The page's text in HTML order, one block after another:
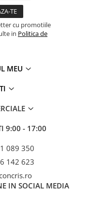
cu promotiile
in Politica de
MEU
9:00 - 17:00
089 350
142 623
IN SOCIAL MEDIA